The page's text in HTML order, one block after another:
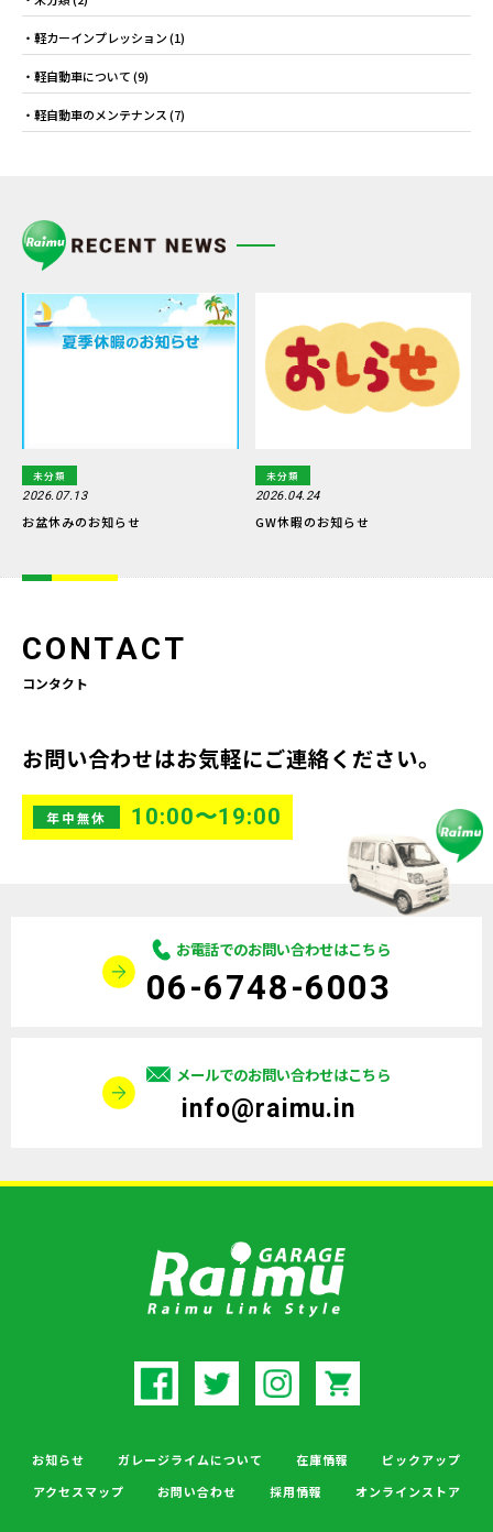
軽カーインプレッション(1)
軽自動車について(9)
軽自動車のメンテナンス(7)
未分類
2026.07.13
お盆休みのお知らせ
未分類
2026.04.24
GW休暇のお知らせ
CONTACT
コンタクト
お問い合わせはお気軽にご連絡ください。
年中無休 10:00〜19:00
お電話でのお問い合わせはこちら
06-6748-6003
メールでのお問い合わせはこちら
info@raimu.in
お知らせ ガレージライムについて 在庫情報
ピックアップ
アクセスマップ
お問い合わせ 採用情報 オンラインストア